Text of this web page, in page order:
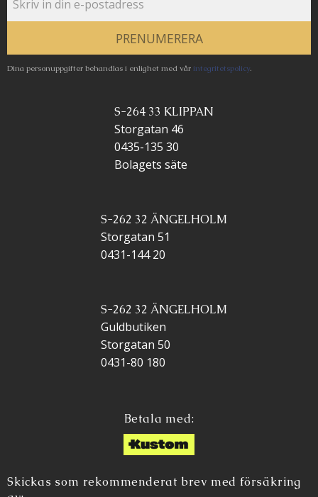
PRENUMERERA
Dina personuppgifter behandlas i enlighet med vår integritetspolicy.
S-264 33 KLIPPAN
Storgatan 46
0435-135 30
Bolagets säte
S-262 32 ÄNGELHOLM
Storgatan 51
0431-144 20
S-262 32 ÄNGELHOLM
Guldbutiken
Storgatan 50
0431-80 180
Betala med:
Skickas som rekommenderat brev med försäkring